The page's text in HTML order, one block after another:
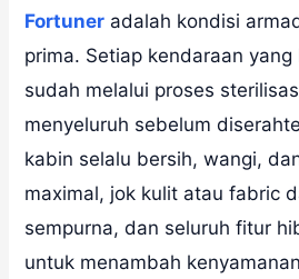
Fortuner adalah kondisi
prima. Setiap kendaraan yang
sudah melalui proses
menyeluruh sebelum
kabin selalu bersih, wangi,
maximal, jok kulit atau fabric
sempurna, dan seluruh fitur
untuk menambah